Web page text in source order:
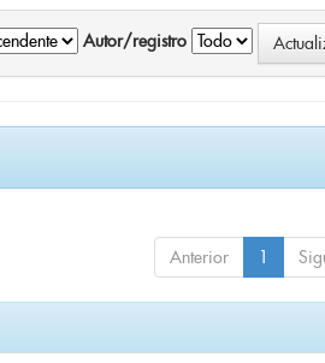
Autor/registro
Anterior 1